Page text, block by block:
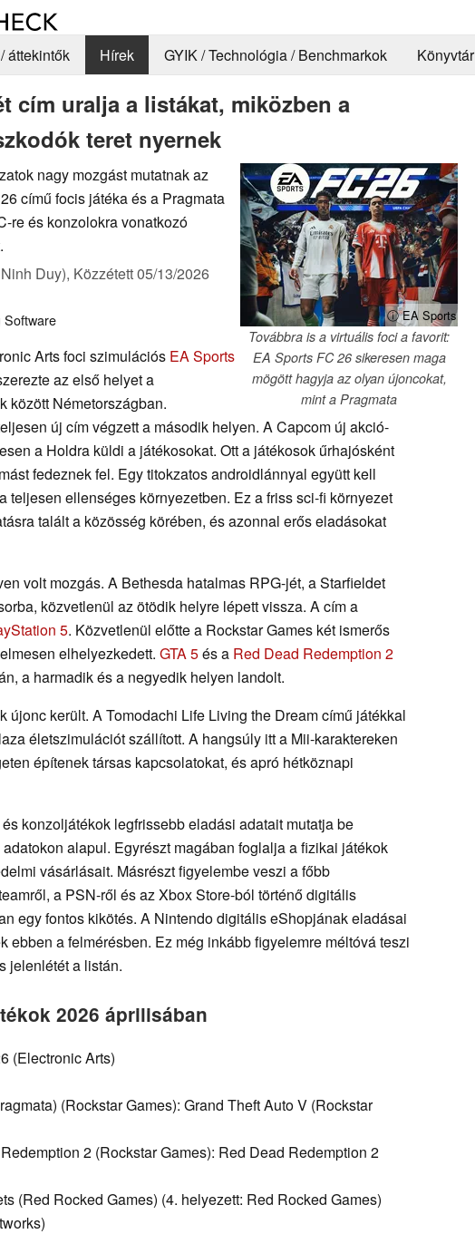
áttekintők Hírek GYIK / Technológia / Benchmarkok Könyvtár
cím uralja a listákat, miközben a
teret nyernek
ⓘ EA Sports
Továbbra is a virtuális foci a favorit:
EA Sports FC 26 sikeresen maga
mögött hagyja az olyan újoncokat,
mint a Pragmata
nagy mozgást mutatnak az
című focis játéka és a Pragmata
re és konzolokra vonatkozó
Duy), Közzétett05/13/2026
Software
Arts foci szimulációs EA Sports
az első helyet a
között Németországban.
új cím végzett a második helyen. A Capcom új akció-
a Holdra küldi a játékosokat. Ott a játékosok űrhajósként
fedeznek fel. Egy titokzatos androidlánnyal együtt kell
teljesen ellenséges környezetben. Ez a friss sci-fi környezet
talált a közösség körében, és azonnal erős eladásokat
volt mozgás. A Bethesda hatalmas RPG-jét, a Starfieldet
közvetlenül az ötödik helyre lépett vissza. A cím a
5. Közvetlenül előtte a Rockstar Games két ismerős
elhelyezkedett. GTA 5és a Red Dead Redemption 2
a harmadik és a negyedik helyen landolt.
újonc került. A Tomodachi Life Living the Dream című játékkal
életszimulációt szállított. A hangsúly itt a Mii-karaktereken
építenek társas kapcsolatokat, és apró hétköznapi
konzoljátékok legfrissebb eladási adatait mutatja be
alapul. Egyrészt magában foglalja a fizikai játékok
vásárlásait. Másrészt figyelembe veszi a főbb
a PSN-ről és az Xbox Store-ból történő digitális
egy fontos kikötés. A Nintendo digitális eShopjának eladásai
ebben a felmérésben. Ez még inkább figyelemre méltóvá teszi
jelenlétét a listán.
2026 áprilisában
(Electronic Arts)
(Rockstar Games): Grand Theft Auto V (Rockstar
2 (Rockstar Games): Red Dead Redemption 2
(Red Rocked Games) (4. helyezett: Red Rocked Games)